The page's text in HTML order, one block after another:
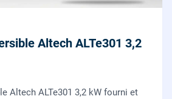
Altech ALTe301 3,2
Altech ALTe301 3,2 kW fourni et